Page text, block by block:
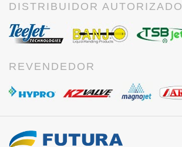
DISTRIBUIDOR AUTORIZADO
REVENDEDOR